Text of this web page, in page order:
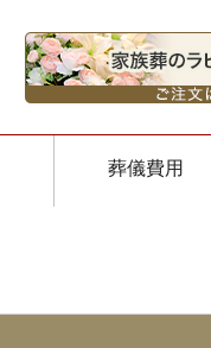
葬儀費用